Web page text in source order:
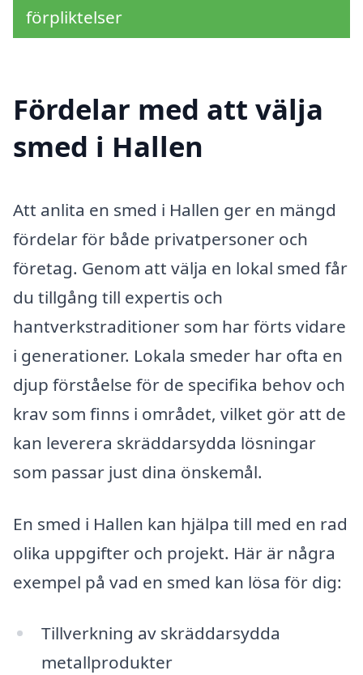
förpliktelser
Fördelar med att välja
smed i Hallen
Att anlita en smed i Hallen ger en mängd
fördelar för både privatpersoner och
företag. Genom att välja en lokal smed får
du tillgång till expertis och
hantverkstraditioner som har förts vidare
i generationer. Lokala smeder har ofta en
djup förståelse för de specifika behov och
krav som finns i området, vilket gör att de
kan leverera skräddarsydda lösningar
som passar just dina önskemål.
En smed i Hallen kan hjälpa till med en rad
olika uppgifter och projekt. Här är några
exempel på vad en smed kan lösa för dig:
Tillverkning av skräddarsydda
metallprodukter